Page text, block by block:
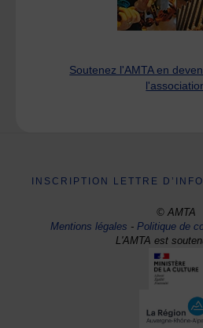
Soutenez l'AMTA en
INSCRIPTION LETTRE D’INFO
© AMTA
Mentions légales -Politique de
L'AMTA est